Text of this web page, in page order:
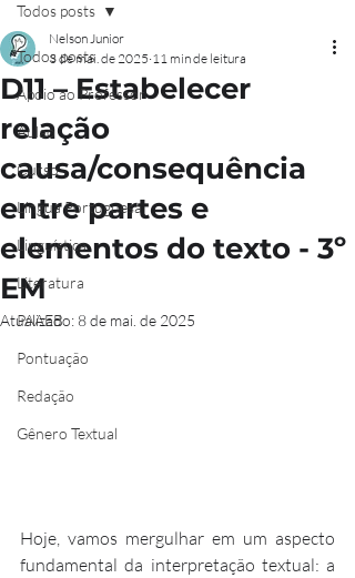
Todos posts
Apoio ao Professor
Aulão
Curso
Língua Portuguesa
Linguística
Literatura
PAAEB
Pontuação
Redação
Gênero Textual
Todos posts
D11 – Estabelecer
relação
causa/consequência
entre partes e
elementos do texto - 3º
EM
Nelson Junior
3 de mai. de 2025 11 min de leitura
Atualizado: 8 de mai. de 2025
Hoje, vamos mergulhar em um aspecto
fundamental da interpretação textual: a